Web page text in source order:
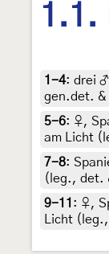
1.1.
1-4: drei
gen.det. &
5-6: ♀,
am Licht
7-8:
(leg., det.
9-11 : ♀,
Licht